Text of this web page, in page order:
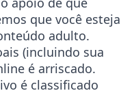
que você esteja
adulto.
(incluindo sua
é arriscado.
é classificado